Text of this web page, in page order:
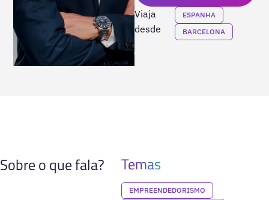
Viaja
desde
ESPANHA
BARCELONA
Sobre o que fala? Temas
EMPREENDEDORISMO